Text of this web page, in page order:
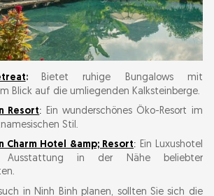
: Bietet ruhige Bungalows mit
Blick auf die umliegenden Kalksteinberge.
Resort: Ein wunderschönes Öko-Resort im
Stil.
Charm Hotel &amp; Resort: Ein Luxushotel
Ausstattung in der Nähe beliebter
in Ninh Binh planen, sollten Sie sich die